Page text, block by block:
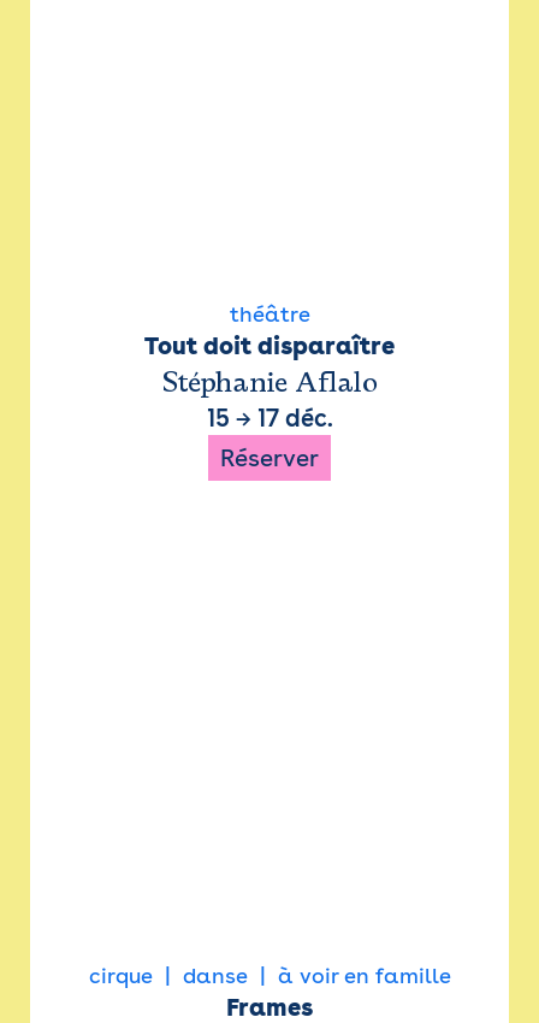
théâtre
Tout doit disparaître
Stéphanie Aflalo
15 → 17 déc.
Réserver
cirque danse à voir en famille
Frames